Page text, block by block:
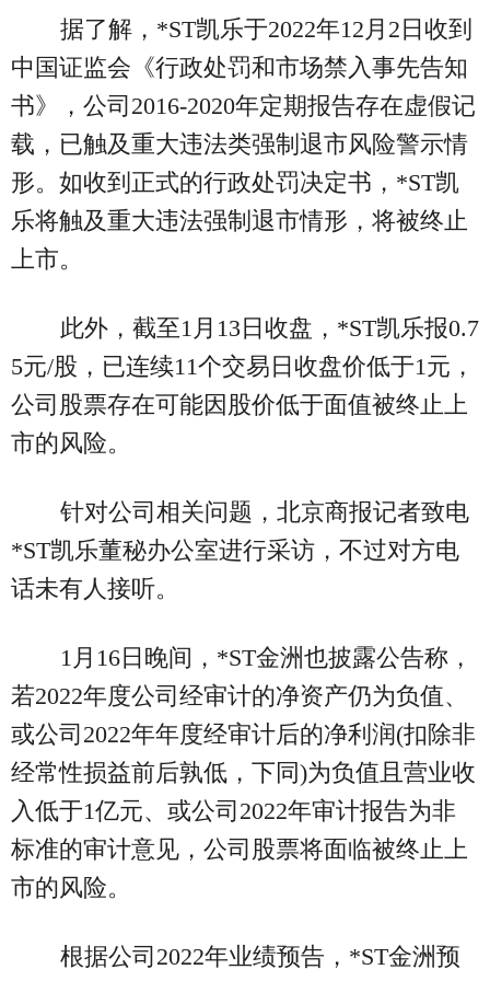
据了解，*ST凯乐于2022年12月2日收到
中国证监会《行政处罚和市场禁入事先告知
书》，公司2016-2020年定期报告存在虚假记
载，已触及重大违法类强制退市风险警示情
形。如收到正式的行政处罚决定书，*ST凯
乐将触及重大违法强制退市情形，将被终止
上市。
此外，截至1月13日收盘，*ST凯乐报0.7
5元/股，已连续11个交易日收盘价低于1元，
公司股票存在可能因股价低于面值被终止上
市的风险。
针对公司相关问题，北京商报记者致电
*ST凯乐董秘办公室进行采访，不过对方电
话未有人接听。
1月16日晚间，*ST金洲也披露公告称，
若2022年度公司经审计的净资产仍为负值、
或公司2022年年度经审计后的净利润(扣除非
经常性损益前后孰低，下同)为负值且营业收
入低于1亿元、或公司2022年审计报告为非
标准的审计意见，公司股票将面临被终止上
市的风险。
根据公司2022年业绩预告，*ST金洲预